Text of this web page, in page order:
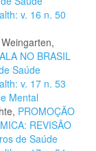
v. 16 n. 50
NO BRASIL
Saúde
v. 17 n. 53
Mental
PROMOÇÃO
REVISÃO
de Saúde